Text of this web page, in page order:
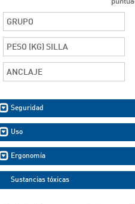
GRUPO
PESO (KG) SILLA
ANCLAJE
Seguridad
Uso
Ergonomía
Sustancias tóxicas